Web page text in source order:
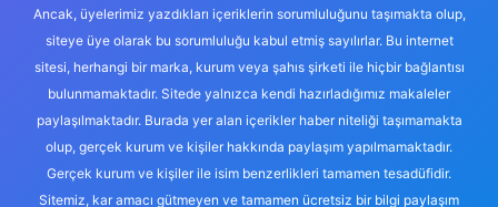
Ancak, üyelerimiz yazdıkları içeriklerin sorumluluğunu taşımakta olup,
siteye üye olarak bu sorumluluğu kabul etmiş sayılırlar. Bu internet
sitesi, herhangi bir marka, kurum veya şahıs şirketi ile hiçbir bağlantısı
bulunmamaktadır. Sitede yalnızca kendi hazırladığımız makaleler
paylaşılmaktadır. Burada yer alan içerikler haber niteliği taşımamakta
olup, gerçek kurum ve kişiler hakkında paylaşım yapılmamaktadır.
Gerçek kurum ve kişiler ile isim benzerlikleri tamamen tesadüfidir.
Sitemiz, kar amacı gütmeyen ve tamamen ücretsiz bir bilgi paylaşım